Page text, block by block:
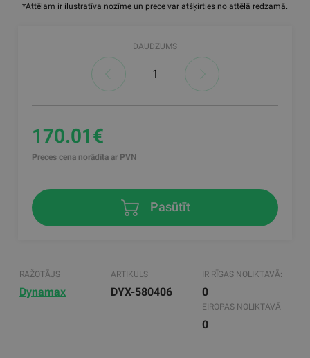
*Attēlam ir ilustratīva nozīme un prece var atšķirties no attēlā redzamā.
DAUDZUMS
170.01€
Preces cena norādīta ar PVN
Pasūtīt
RAŽOTĀJS
Dynamax
ARTIKULS
DYX-580406
IR RĪGAS NOLIKTAVĀ:
0
EIROPAS NOLIKTAVĀ
0